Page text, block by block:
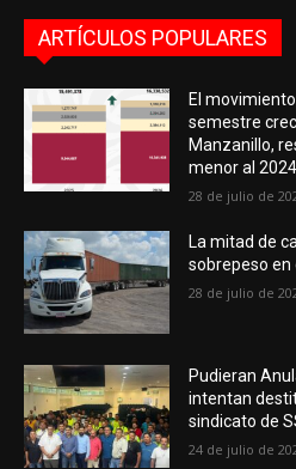
ARTÍCULOS POPULARES
El
semestre
Manzanillo,
menor al
28 de julio de
La mitad de
sobrepeso en
28 de julio de
Pudieran
intentan
sindicato de
24 de julio de